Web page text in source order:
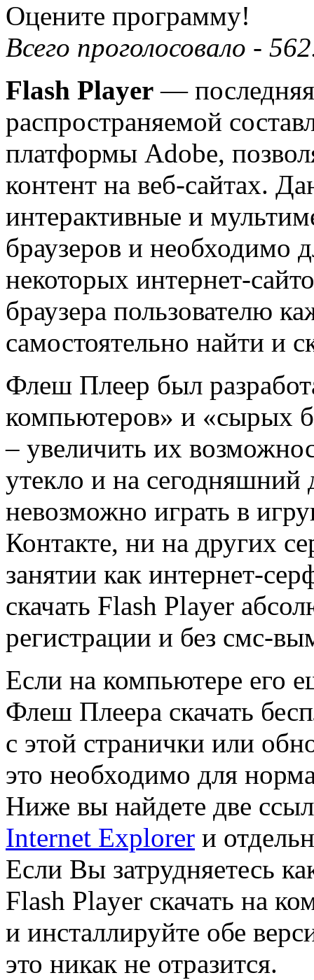
Оцените программу!
Всего проголосовало - 562
Flash Player —
распространяемой
платформы Adobe,
контент на веб-сайтах.
интерактивные и
браузеров и необходимо
некоторых интернет-
браузера пользователю
самостоятельно найти и
Флеш Плеер был
компьютеров» и «сырых
– увеличить их
утекло и на
невозможно играть в
Контакте, ни на других
занятии как интернет-
скачать Flash Player
регистрации и без смс-
Если на компьютере его
Флеш Плеера скачать
с этой странички или
это необходимо для
Ниже вы найдете две
Internet Explorer и
Если Вы затрудняетесь
Flash Player скачать на
и инсталлируйте обе
это никак не отразится.